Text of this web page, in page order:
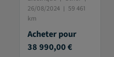
26/08/2024
59 461
km
Acheter pour
38 990,00 €